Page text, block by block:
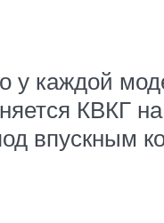
у каждой
КВКГ
впускным